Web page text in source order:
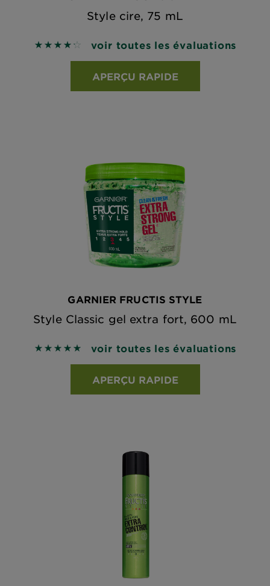
Style cire, 75 mL
4.2778 out of 5 stars based on reviews
voir toutes les évaluations
APERÇU RAPIDE
GARNIER FRUCTIS STYLE
Style Classic gel extra fort, 600 mL
5 out of 5 stars based on reviews
voir toutes les évaluations
APERÇU RAPIDE